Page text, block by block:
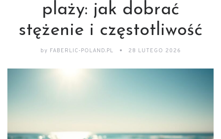
plaży: jak dobrać
stężenie i częstotliwość
by FABERLIC-POLAND.PL 28 LUTEGO 2026